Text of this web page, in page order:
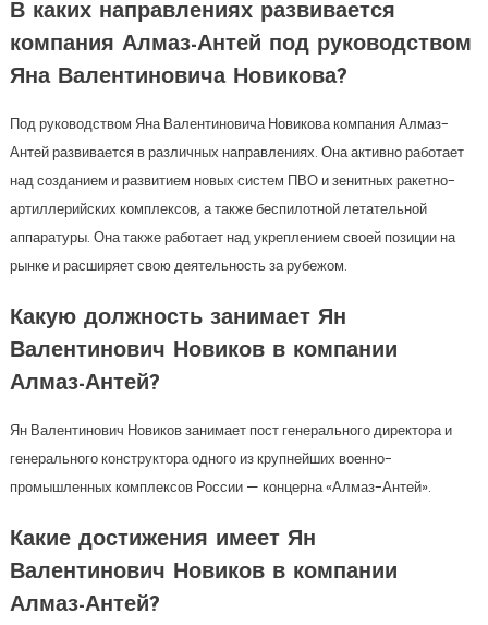
В каких направлениях развивается
компания Алмаз-Антей под руководством
Яна Валентиновича Новикова?
Под руководством Яна Валентиновича Новикова компания Алмаз-
Антей развивается в различных направлениях. Она активно работает
над созданием и развитием новых систем ПВО и зенитных ракетно-
артиллерийских комплексов, а также беспилотной летательной
аппаратуры. Она также работает над укреплением своей позиции на
рынке и расширяет свою деятельность за рубежом.
Какую должность занимает Ян
Валентинович Новиков в компании
Алмаз-Антей?
Ян Валентинович Новиков занимает пост генерального директора и
генерального конструктора одного из крупнейших военно-
промышленных комплексов России — концерна «Алмаз-Антей».
Какие достижения имеет Ян
Валентинович Новиков в компании
Алмаз-Антей?